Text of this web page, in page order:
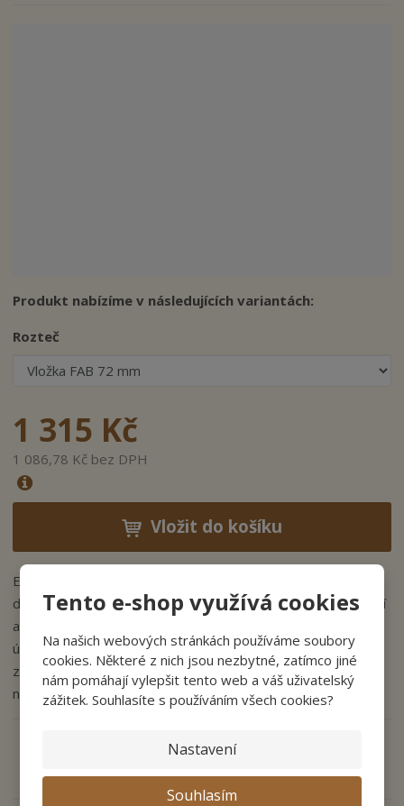
Tento e-shop využívá cookies
Na našich webových stránkách používáme soubory
cookies. Některé z nich jsou nezbytné, zatímco jiné
nám pomáhají vylepšit tento web a váš uživatelský
zážitek. Souhlasíte s používáním všech cookies?
Nastavení
Souhlasím
Produkt nabízíme v následujících variantách:
Rozteč
1 315 Kč
1 086,78 Kč bez DPH
Vložit do košíku
Elegantní
dveřím šmrnc. Dveřní kliky Excel se pyšní svojí jednoduchostí
a elegancí. Standartně vyrábíme varianty v povrchových
úpravách surová mosaz, leštěná mosaz a starobronz. Na
zakázku Vám však připravíme i varianty v lesklém a matném
niklu či broušeném chromu.